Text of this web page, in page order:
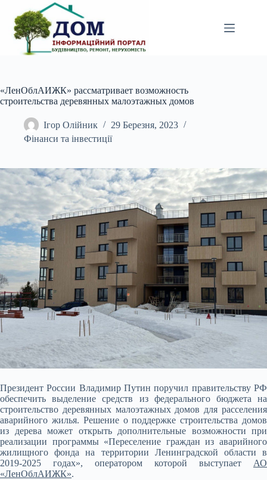
вмісту
«ЛенОблАИЖК» рассматривает возможность
строительства деревянных малоэтажных домов
Ігор Олійник
29 Березня, 2023
Фінанси та інвестиції
Президент России Владимир Путин поручил правительству РФ
обеспечить выделение средств из федерального бюджета на
строительство деревянных малоэтажных домов для расселения
аварийного жилья. Решение о поддержке строительства домов
из дерева может открыть дополнительные возможности при
реализации программы «Переселение граждан из аварийного
жилищного фонда на территории Ленинградской области в
2019-2025 годах», оператором которой выступает АО
«ЛенОблАИЖК».